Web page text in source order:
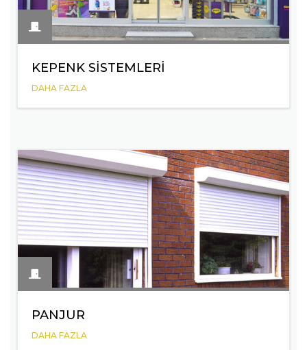
KEPENK SISTEMLERI
DAHA FAZLA
PANJUR
DAHA FAZLA